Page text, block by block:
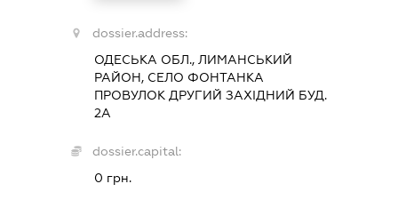
dossier.address:
ОДЕСЬКА ОБЛ., ЛИМАНСЬКИЙ
РАЙОН, СЕЛО ФОНТАНКА
ПРОВУЛОК ДРУГИЙ ЗАХІДНИЙ БУД.
2А
dossier.capital:
0 грн.